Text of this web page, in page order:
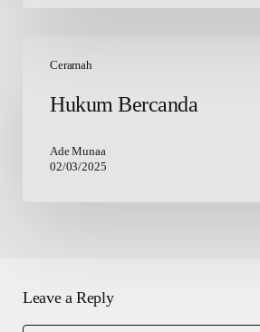
Ceramah
Bercanda
Hukum Bercanda
Ade Munaa
02/03/2025
Leave a Reply